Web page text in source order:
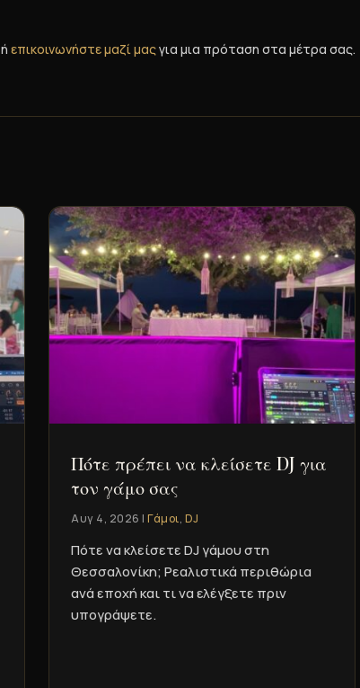
ήεπικοινωνήστε μαζί μαςγια μια πρόταση στα μέτρα σας.
Πότε πρέπει να κλείσετε DJ για
τον γάμο σας
Αυγ 4, 2026 |Γάμοι, DJ
Πότε να κλείσετε DJ γάμου στη
Θεσσαλονίκη; Ρεαλιστικά περιθώρια
ανά εποχή και τι να ελέγξετε πριν
υπογράψετε.